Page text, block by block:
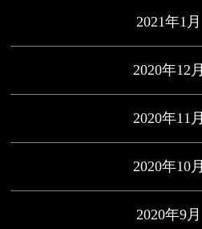
2021年1月
2020年12月
2020年11月
2020年10月
2020年9月